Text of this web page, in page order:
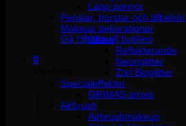
Inga produkter i varukorgen.
Gå tillbaka till butiken
0
Läpp pennor
Penslar, borstar och tillbehör
Makeup dekorationer
Glitter
Reflekterande
Neonglitter
Ztirl Bioglitter
Specialeffekter
GRIMAS smink
Airbrush
Airbrushmakeup